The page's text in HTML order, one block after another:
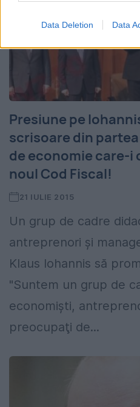
Data Deletion Data
Presiune pe
scrisoare din
de economie care-i
noul Cod Fiscal!
21 IULIE 2015
Un grup de cadre
antreprenori şi
Klaus Iohannis să
"Suntem un grup de
economişti,
preocupaţi de...